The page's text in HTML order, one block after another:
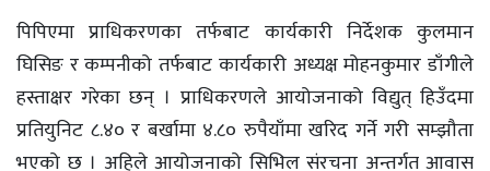
पिपिएमा प्राधिकरणका तर्फबाट कार्यकारी निर्देशक कुलमान
घिसिङ र कम्पनीको तर्फबाट कार्यकारी अध्यक्ष मोहनकुमार डाँगीले
हस्ताक्षर गरेका छन् । प्राधिकरणले आयोजनाको विद्युत् हिउँदमा
प्रतियुनिट ८.४० र बर्खामा ४.८० रुपैयाँमा खरिद गर्ने गरी सम्झौता
भएको छ । अहिले आयोजनाको सिभिल संरचना अन्तर्गत आवास